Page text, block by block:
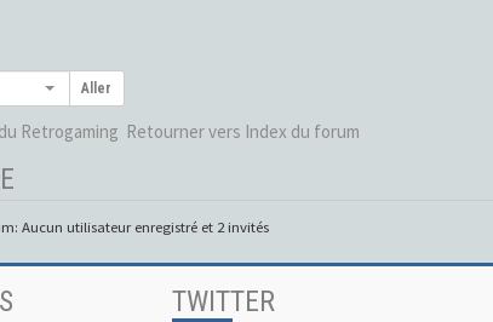
Aller
Retrogaming Retourner vers Index du forum
Aucun utilisateur enregistré et 2 invités
TWITTER